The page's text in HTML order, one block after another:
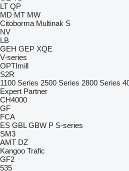
LT QP
MD MT MW
Citoborma Multinak S
NV
LB
GEH GEP XQE
V-series
OPTImill
S2R
1100 Series 2500 Series 2800 Series
Expert Partner
CH4000
GF
FCA
ES GBL GBW P S-series
SM3
AMT DZ
Kangoo Trafic
GF2
535